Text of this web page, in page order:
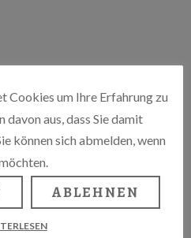
10435
17279
Cookies um Ihre Erfahrung zu
davon aus, dass Sie damit
können sich abmelden, wenn
ABLEHNEN